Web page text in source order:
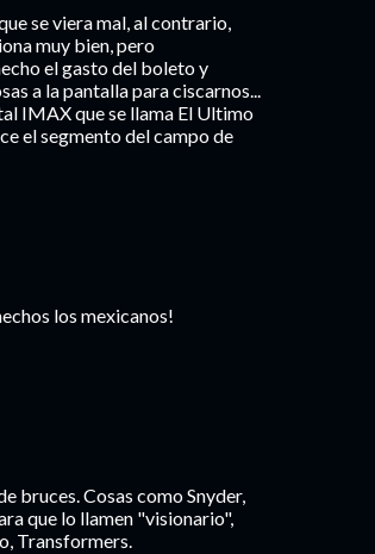
se viera mal, al contrario,
muy bien, pero
el gasto del boleto y
a la pantalla para ciscarnos...
IMAX que se llama El Ultimo
el segmento del campo de
los mexicanos!
bruces. Cosas como Snyder,
que lo llamen "visionario",
Transformers.